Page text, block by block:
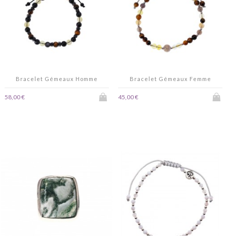
Bracelet Gémeaux Homme
58,00 €
Bracelet Gémeaux Femme
45,00 €